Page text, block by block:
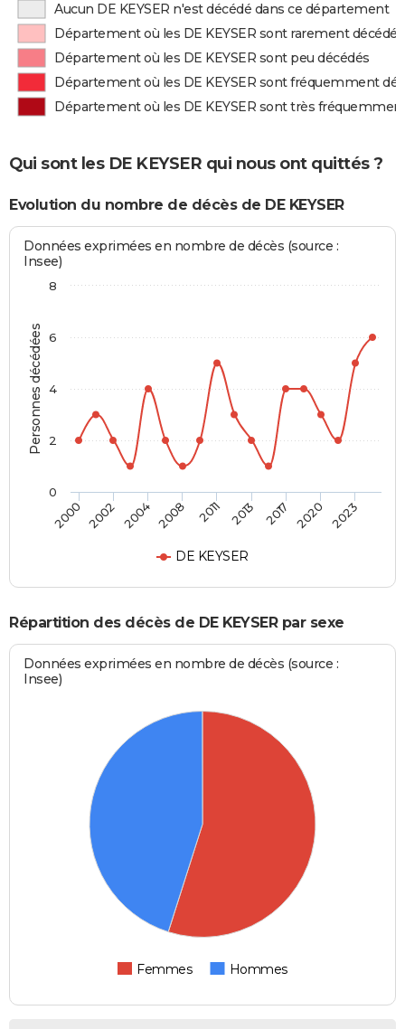
Aucun DE KEYSER n'est décédé dans ce département
Département où les DE KEYSER sont rarement décédés
Département où les DE KEYSER sont peu décédés
Département où les DE KEYSER sont fréquemment
Département où les DE KEYSER sont très
Qui sont les DE KEYSER qui nous ont quittés ?
Evolution du nombre de décès de DE KEYSER
Personnes décédées
Données exprimées en nombre de décès (source :
Insee)
DE KEYSER
2000 2002 2004 2008 2011 2013 2017 2020 2023
0
2
4
6
8
Répartition des décès de DE KEYSER par sexe
Données exprimées en nombre de décès (source :
Insee)
Femmes Hommes